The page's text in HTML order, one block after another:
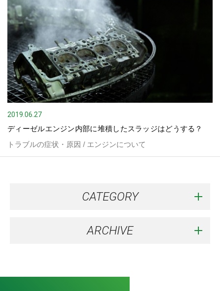
2019.06.27
ディーゼルエンジン内部に堆積したスラッジはどうする？
トラブルの症状・原因 / エンジンについて
CATEGORY
ARCHIVE